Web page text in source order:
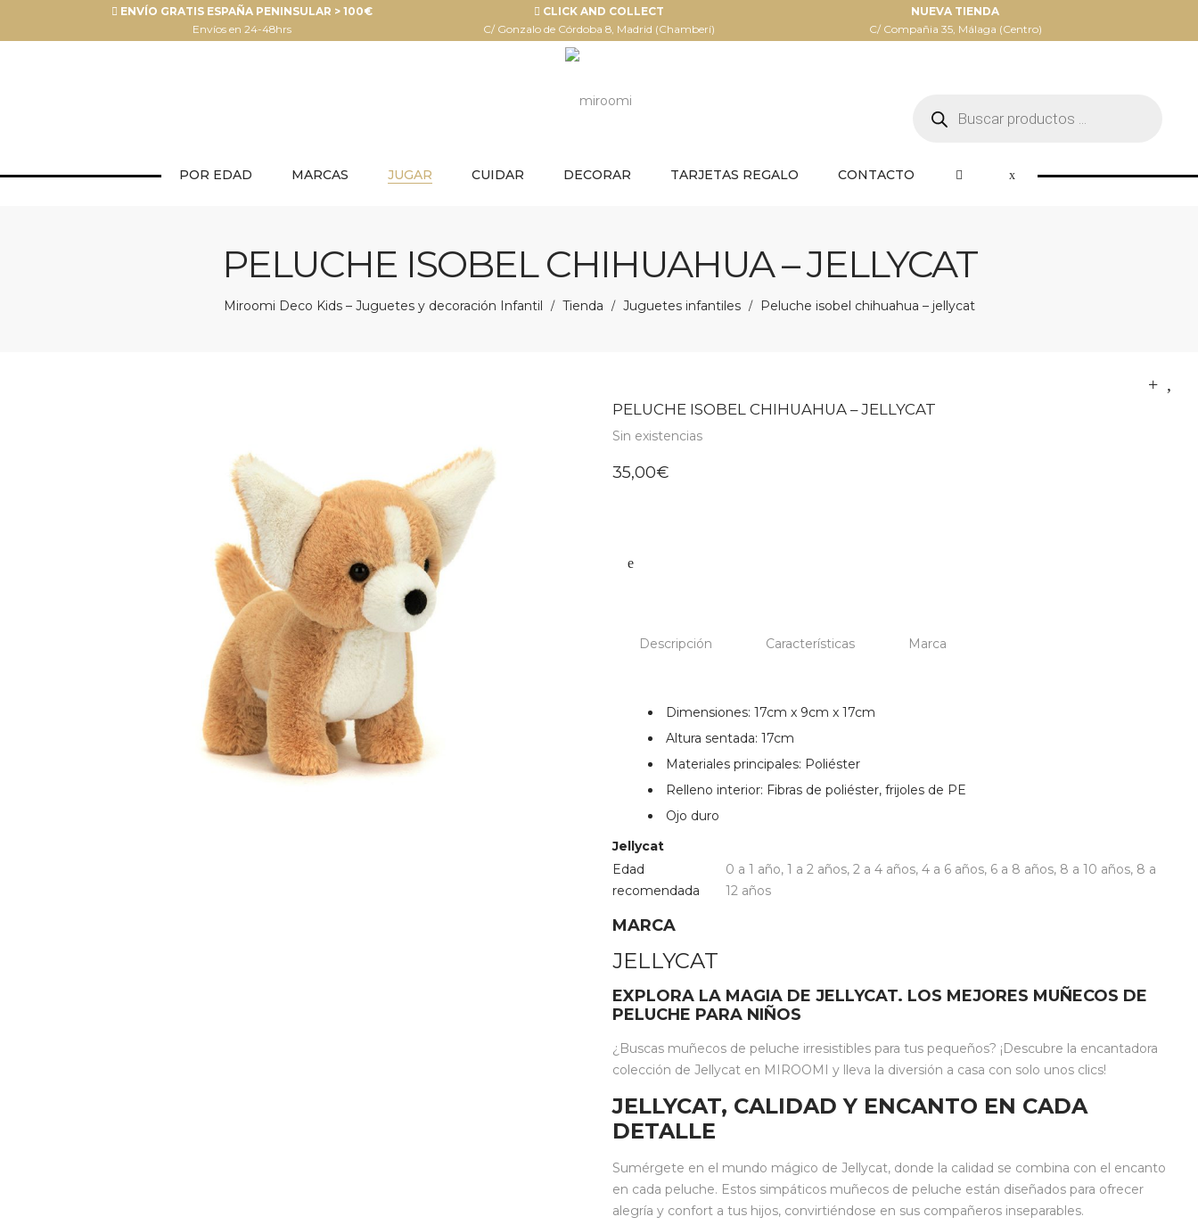
ENVÍO GRATIS ESPAÑA PENINSULAR > 100€
Envíos en 24-48hrs
CLICK AND COLLECT
C/ Gonzalo de Córdoba 8, Madrid (Chamberí)
NUEVA TIENDA
C/ Compañia 35, Málaga (Centro)
productos
POR EDAD MARCAS JUGAR CUIDAR DECORAR TARJETAS REGALO CONTACTO
PELUCHE ISOBEL CHIHUAHUA – JELLYCAT
Miroomi Deco Kids – Juguetes y decoración Infantil / Tienda / Juguetes infantiles / Peluche isobel chihuahua – jellycat
PELUCHE ISOBEL CHIHUAHUA – JELLYCAT
Sin existencias
35,00€
Descripción Características Marca
Dimensiones: 17cm x 9cm x 17cm
Altura sentada: 17cm
Materiales principales: Poliéster
Relleno interior: Fibras de poliéster, frijoles de PE
Ojo duro
Jellycat
Edad
recomendada
0 a 1 año, 1 a 2 años, 2 a 4 años, 4 a 6 años, 6 a 8 años, 8 a 10 años, 8 a
12 años
MARCA
JELLYCAT
EXPLORA LA MAGIA DE JELLYCAT. LOS MEJORES MUÑECOS DE
PELUCHE PARA NIÑOS
¿Buscas muñecos de peluche irresistibles para tus pequeños? ¡Descubre la encantadora
colección de Jellycat en MIROOMI y lleva la diversión a casa con solo unos clics!
JELLYCAT, CALIDAD Y ENCANTO EN CADA
DETALLE
Sumérgete en el mundo mágico de Jellycat, donde la calidad se combina con el encanto
en cada peluche. Estos simpáticos muñecos de peluche están diseñados para ofrecer
alegría y confort a tus hijos, convirtiéndose en sus compañeros inseparables.